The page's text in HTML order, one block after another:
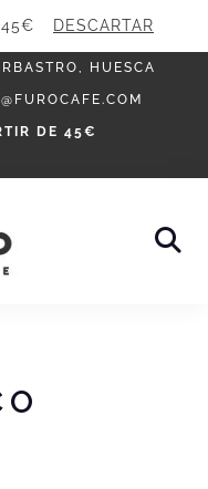
45€ DESCARTAR
HUESCA
DE 45€